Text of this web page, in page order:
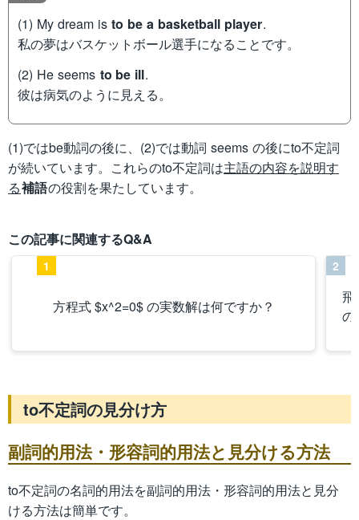
(1) My dream is to be a basketball player.
私の夢はバスケットボール選手になることです。
(2) He seems to be ill.
彼は病気のように見える。
(1)ではbe動詞の後に、(2)では動詞 seems の後にto不定詞
が続いています。これらのto不定詞は主語の内容を説明す
る補語の役割を果たしています。
この記事に関連するQ&A
方程式 $x^2=0$ の実数解は何ですか？
1
飛
の
2
to不定詞の見分け方
副詞的用法・形容詞的用法と見分ける方法
to不定詞の名詞的用法を副詞的用法・形容詞的用法と見分
ける方法は簡単です。